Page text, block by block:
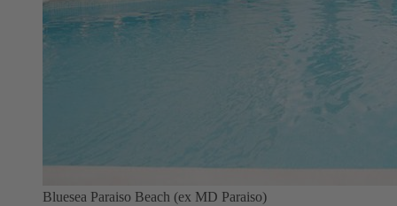
Bluesea Paraiso Beach (ex MD Paraiso)